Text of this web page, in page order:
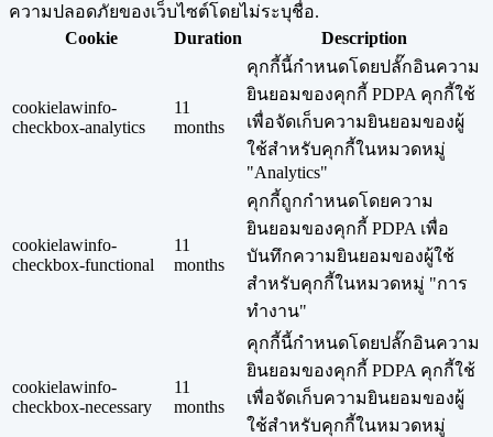
ความปลอดภัยของเว็บไซต์โดยไม่ระบุชื่อ.
Cookie
Duration Description
cookielawinfo-
checkbox-analytics
11
months
คุกกี้นี้กำหนดโดยปลั๊กอินความ
ยินยอมของคุกกี้ PDPA คุกกี้ใช้
เพื่อจัดเก็บความยินยอมของผู้
ใช้สำหรับคุกกี้ในหมวดหมู่
"Analytics"
cookielawinfo-
checkbox-functional
11
months
คุกกี้ถูกกำหนดโดยความ
ยินยอมของคุกกี้ PDPA เพื่อ
บันทึกความยินยอมของผู้ใช้
สำหรับคุกกี้ในหมวดหมู่ "การ
ทำงาน"
cookielawinfo-
checkbox-necessary
11
months
คุกกี้นี้กำหนดโดยปลั๊กอินความ
ยินยอมของคุกกี้ PDPA คุกกี้ใช้
เพื่อจัดเก็บความยินยอมของผู้
ใช้สำหรับคุกกี้ในหมวดหมู่